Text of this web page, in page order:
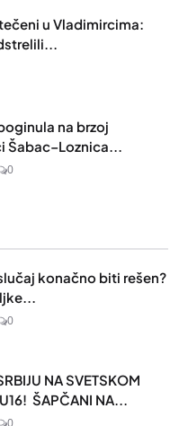
u Vladimircima:
na brzoj
0
konačno biti rešen?
0
NA SVETSKOM
ŠAPČANI NA...
0